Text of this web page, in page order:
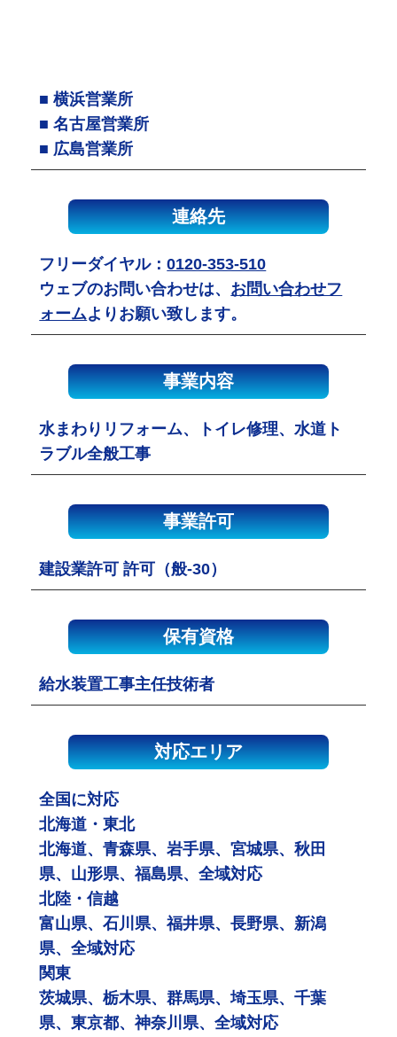
■ 横浜営業所
■ 名古屋営業所
■ 広島営業所
連絡先
フリーダイヤル：0120-353-510
ウェブのお問い合わせは、 お問い合わせフ
ォームよりお願い致します。
事業内容
水まわりリフォーム、トイレ修理、水道ト
ラブル全般工事
事業許可
建設業許可 許可（般-30）
保有資格
給水装置工事主任技術者
対応エリア
全国に対応
北海道・東北
北海道、青森県、岩手県、宮城県、秋田
県、山形県、福島県、全域対応
北陸・信越
富山県、石川県、福井県、長野県、新潟
県、全域対応
関東
茨城県、栃木県、群馬県、埼玉県、千葉
県、東京都、神奈川県、全域対応